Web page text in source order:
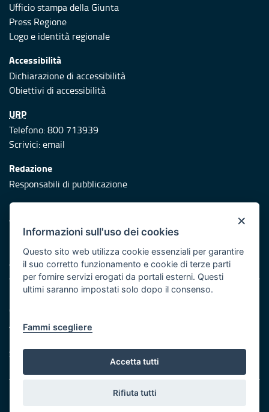
Ufficio stampa della Giunta
Press Regione
Logo e identità regionale
Accessibilità
Dichiarazione di accessibilità
Obiettivi di accessibilità
URP
Telefono: 800 713939
Scrivici:email
Redazione
Responsabili di pubblicazione
Protezione civile
Vai al sito di Protezione Civile Puglia
Iniziativa finanziata con risorse del POR Puglia 2014/2020 -
Asse XI
Note legali
Cookie e privacy
Atti di notifica
Servizi Intranet
© Regione Puglia
×
Informazioni sull'uso dei cookies
Questo sito web utilizza cookie essenziali per garantire
il suo corretto funzionamento e cookie di terze parti
per fornire servizi erogati da portali esterni. Questi
ultimi saranno impostati solo dopo il consenso.
Fammi scegliere
Accetta tutti
Rifiuta tutti